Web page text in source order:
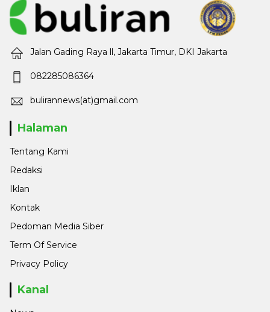
Jalan Gading Raya ll, Jakarta Timur, DKI Jakarta
082285086364
bulirannews(at)gmail.com
Halaman
Tentang Kami
Redaksi
Iklan
Kontak
Pedoman Media Siber
Term Of Service
Privacy Policy
Kanal